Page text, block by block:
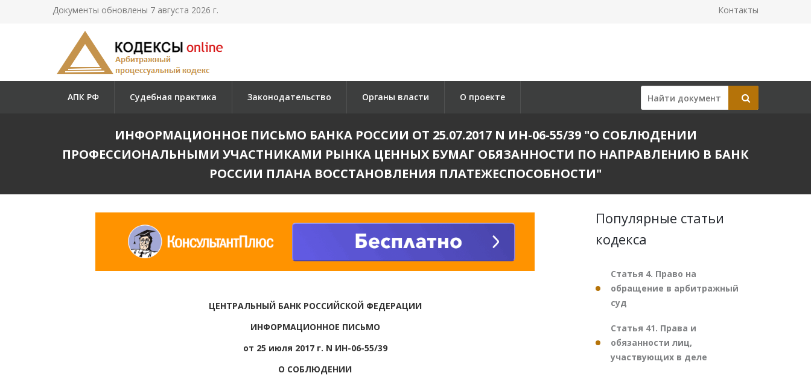
Документы обновлены 7 августа 2026 г. Контакты
АПК РФ Судебная практика Законодательство Органы власти О проекте
ИНФОРМАЦИОННОЕ ПИСЬМО БАНКА РОССИИ ОТ 25.07.2017 N ИН-06-55/39 "О СОБЛЮДЕНИИ
ПРОФЕССИОНАЛЬНЫМИ УЧАСТНИКАМИ РЫНКА ЦЕННЫХ БУМАГ ОБЯЗАННОСТИ ПО НАПРАВЛЕНИЮ В БАНК
РОССИИ ПЛАНА ВОССТАНОВЛЕНИЯ ПЛАТЕЖЕСПОСОБНОСТИ"
ЦЕНТРАЛЬНЫЙ БАНК РОССИЙСКОЙ ФЕДЕРАЦИИ
ИНФОРМАЦИОННОЕ ПИСЬМО
от 25 июля 2017 г. N ИН-06-55/39
О СОБЛЮДЕНИИ
Популярные статьи
кодекса
Статья 4. Право на
обращение в арбитражный
суд
Статья 41. Права и
обязанности лиц,
участвующих в деле